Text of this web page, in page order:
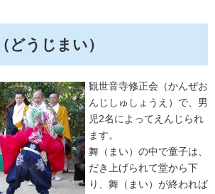
どうじまい）
観世音寺修正会（かんぜお
んじしゅしょうえ）で、男
児2名によってえんじられ
ます。
舞（まい）の中で童子は、
だき上げられて堂から下
り、舞（まい）が終われば